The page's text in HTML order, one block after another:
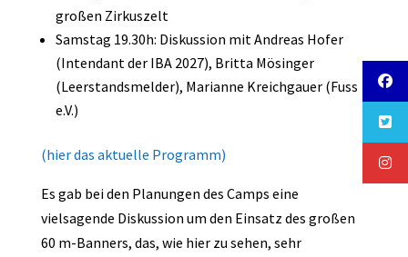
großen Zirkuszelt
Samstag 19.30h: Diskussion mit Andreas Hofer
(Intendant der IBA 2027), Britta Mösinger
(Leerstandsmelder), Marianne Kreichgauer (Fuss
e.V.)
(hier das aktuelle Programm)
Es gab bei den Planungen des Camps eine
vielsagende Diskussion um den Einsatz des großen
60 m-Banners, das, wie hier zu sehen, sehr